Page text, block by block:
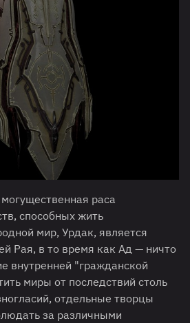
раса
способных жить
мир, Урдак, является
Рая, в то время как Ад — ничто
внутренней "гражданской
миры от последствий столь
отдельные творцы
за различными